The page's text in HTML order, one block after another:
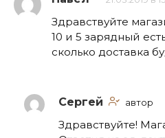
Здравствуйте
10 и 5 зарядный
сколько доставка
Сергей автор
Здравствуйте!